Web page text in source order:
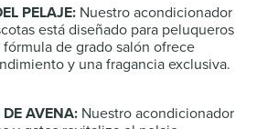
PELAJE: Nuestro acondicionador
está diseñado para peluqueros
de grado salón ofrece
y una fragancia exclusiva.
AVENA: Nuestro acondicionador